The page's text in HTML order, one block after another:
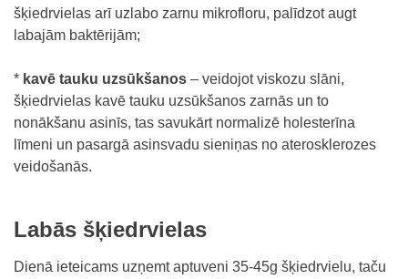
šķiedrvielas arī uzlabo zarnu mikrofloru, palīdzot augt
labajām baktērijām;
* kavē tauku uzsūkšanos – veidojot viskozu slāni,
šķiedrvielas kavē tauku uzsūkšanos zarnās un to
nonākšanu asinīs, tas savukārt normalizē holesterīna
līmeni un pasargā asinsvadu sieniņas no aterosklerozes
veidošanās.
Labās šķiedrvielas
Dienā ieteicams uzņemt aptuveni 35-45g šķiedrvielu, taču